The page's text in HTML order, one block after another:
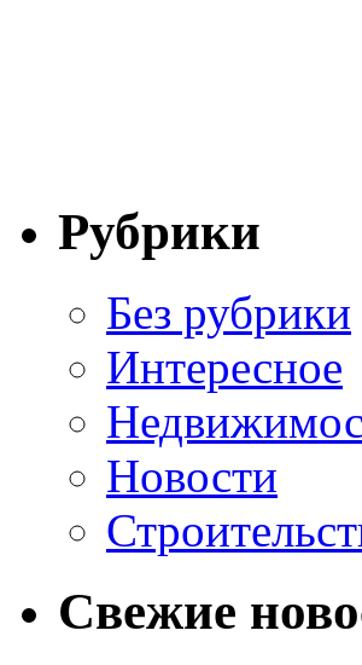
Рубрики
Без рубрики
Интересное
Новости
Свежие